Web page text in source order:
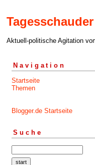
Tagesschauder
Aktuell-politische Agitation
Navigation
Startseite
Themen
Blogger.de Startseite
Suche